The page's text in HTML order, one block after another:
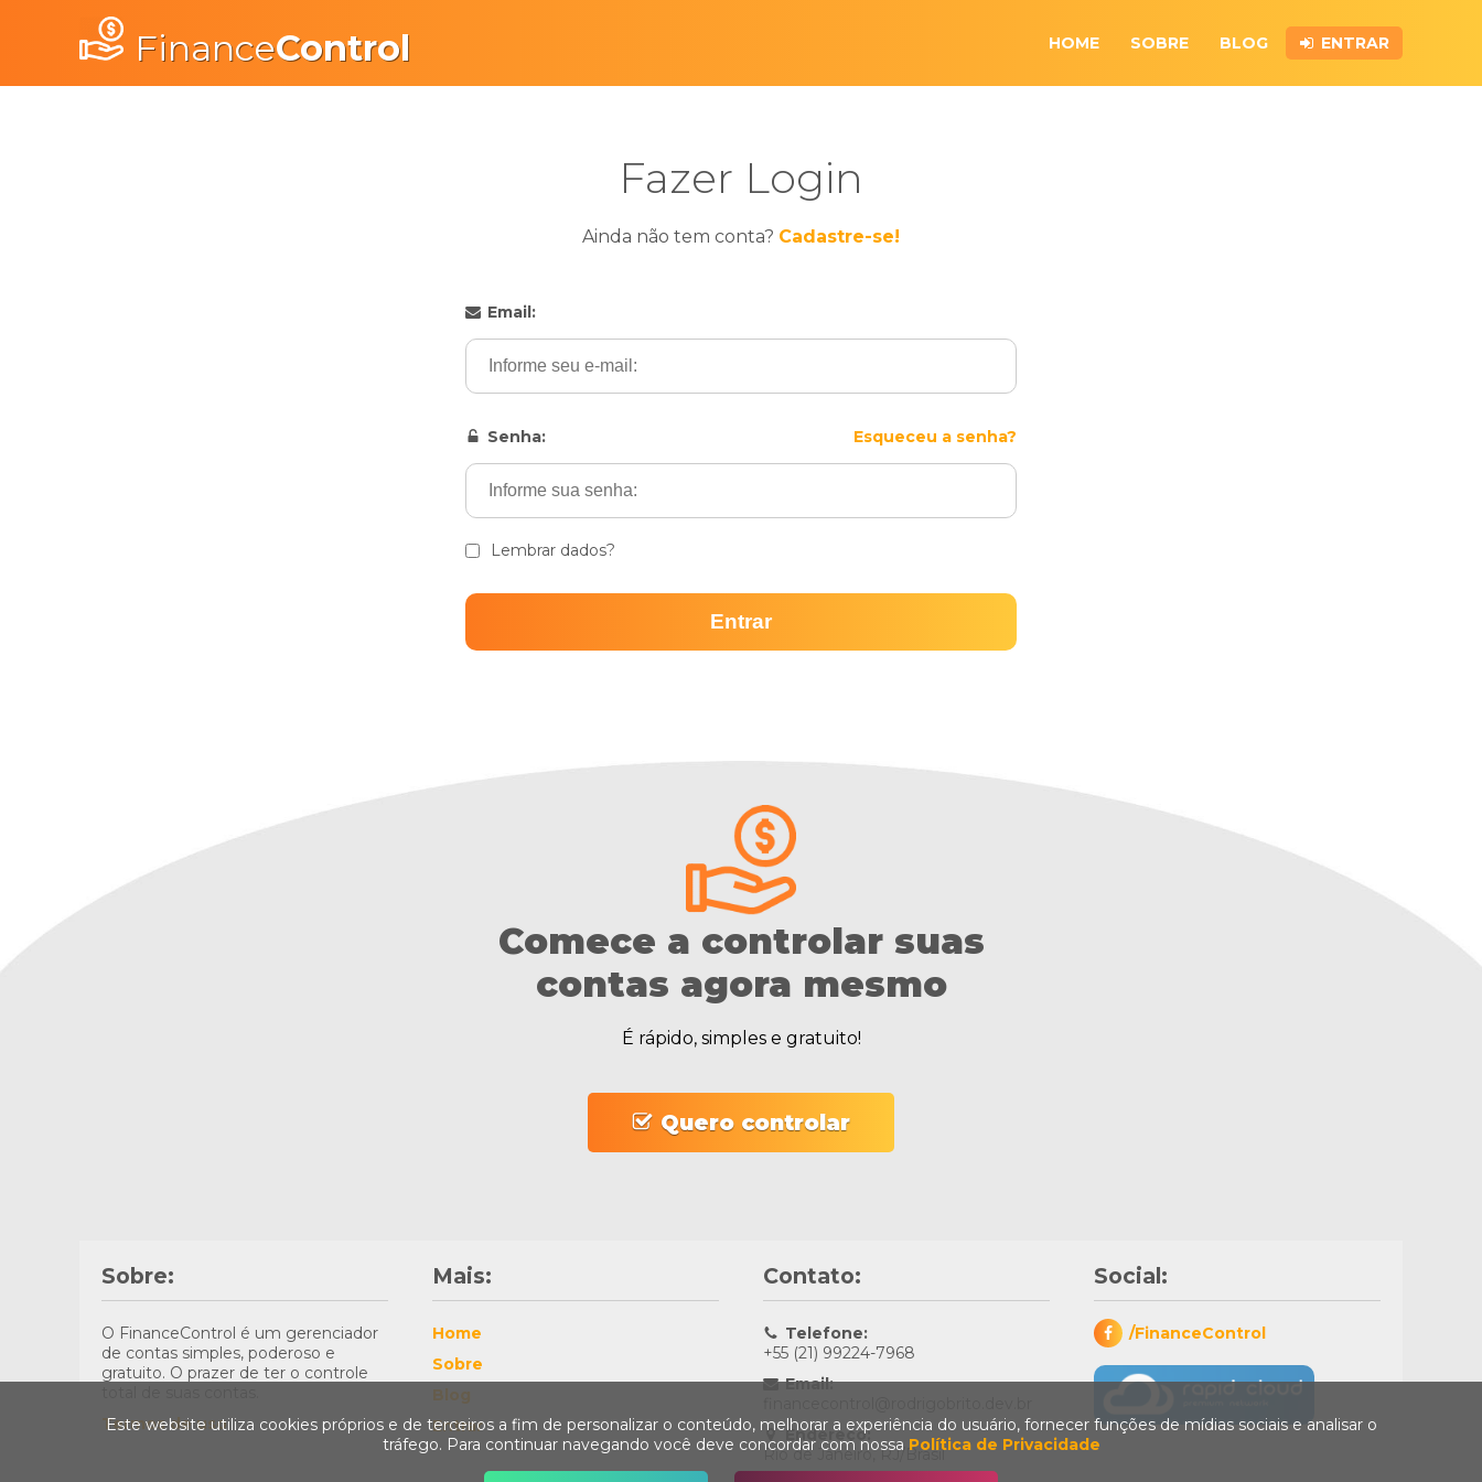
FinanceControl HOME SOBRE BLOG ENTRAR
Fazer Login
Ainda não tem conta? Cadastre-se!
Email:
Senha: Esqueceu a senha?
Lembrar dados?
Entrar
Comece a controlar suas
contas agora mesmo
É rápido, simples e gratuito!
Quero controlar
Sobre:
O FinanceControl é um gerenciador
de contas simples, poderoso e
gratuito. O prazer de ter o controle
Termos de uso
Mais:
Home
Sobre
Entrar
Contato:
Telefone:
+55 (21) 99224-7968
Email:
Endereço:
Rio de Janeiro, RJ/Brasil
Social:
/FinanceControl
Este website utiliza cookies próprios e de terceiros a fim de personalizar o conteúdo, melhorar a experiência do usuário, fornecer funções de mídias sociais e analisar o
tráfego. Para continuar navegando você deve concordar com nossa Política de Privacidade